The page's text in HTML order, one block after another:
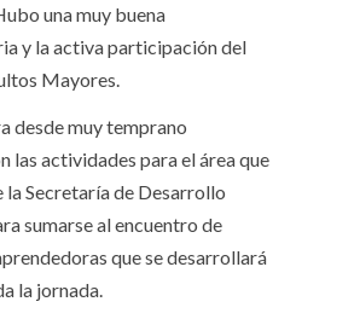
una muy buena
y la activa participación del
Mayores.
desde muy temprano
las actividades para el área que
la Secretaría de Desarrollo
sumarse al encuentro de
que se desarrollará
la jornada.